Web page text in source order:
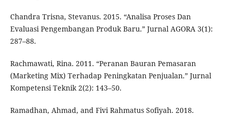
Chandra Trisna, Stevanus. 2015. “Analisa Proses Dan
Evaluasi Pengembangan Produk Baru.” Jurnal AGORA 3(1):
287–88.
Rachmawati, Rina. 2011. “Peranan Bauran Pemasaran
(Marketing Mix) Terhadap Peningkatan Penjualan.” Jurnal
Kompetensi Teknik 2(2): 143–50.
Ramadhan, Ahmad, and Fivi Rahmatus Sofiyah. 2018.